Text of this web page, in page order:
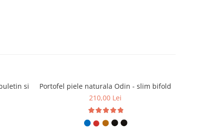
si
Portofel piele naturala Odin - slim bifold
210,00 Lei